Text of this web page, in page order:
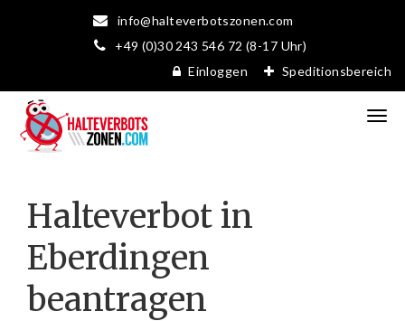
info@halteverbotszonen.com
+49 (0)30 243 546 72 (8-17 Uhr)
Einloggen
Speditionsbereich
Halteverbot in
Eberdingen
beantragen